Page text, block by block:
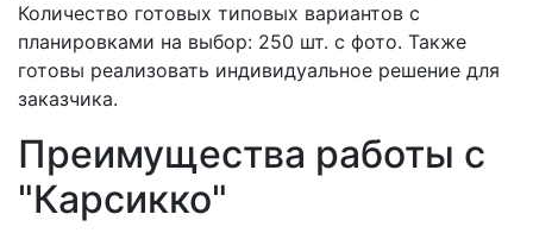
Количество готовых типовых вариантов с
планировками на выбор: 250 шт. с фото. Также
готовы реализовать индивидуальное решение для
заказчика.
Преимущества работы с
"Карсикко"